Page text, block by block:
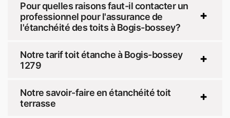
Pour quelles raisons faut-il contacter un
professionnel pour l'assurance de
l'étanchéité des toits à Bogis-bossey?
Notre tarif toit étanche à Bogis-bossey
1279
Notre savoir-faire en étanchéité toit
terrasse